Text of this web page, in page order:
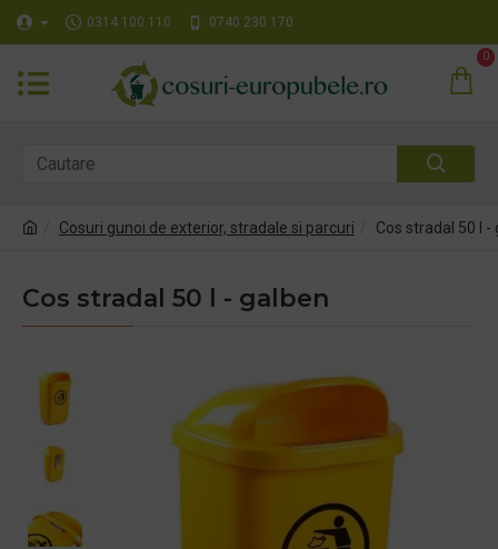
0314 100 110 0740 230 170
0
Cosuri gunoi de exterior, stradale si parcuri Cos stradal 50 l -
Cos stradal 50 l - galben